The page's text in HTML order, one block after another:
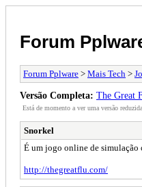
Forum
Forum Pplware > Mais Tech >
Versão Completa: The Great
Está de momento a ver uma versão
Snorkel
É um jogo online de simulação
http://thegreatflu.com/